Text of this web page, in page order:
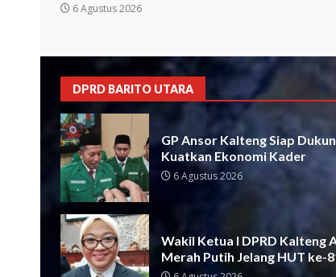
6 Agustus 2026
DPRD BARITO UTARA
GP Ansor Kalteng Siap
Kuatkan Ekonomi Kader
6 Agustus 2026
Wakil Ketua I DPRD Kalteng
Merah Putih Jelang HUT ke-